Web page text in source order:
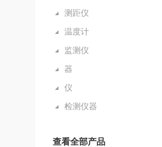
测距仪
温度计
监测仪
器
仪
检测仪器
查看全部产品